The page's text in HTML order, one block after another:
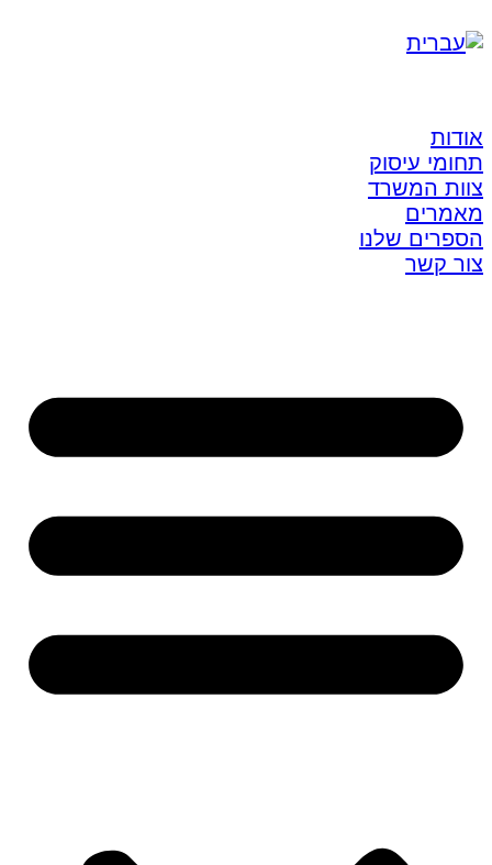
אודות
תחומי עיסוק
צוות המשרד
מאמרים
הספרים שלנו
צור קשר